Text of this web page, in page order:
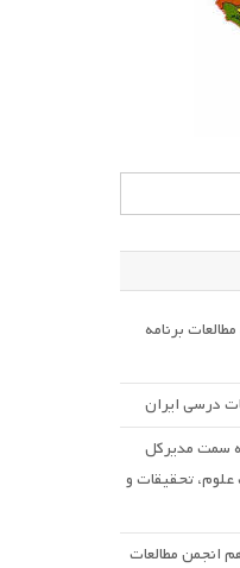
برنامه
درسی ایران
سمت مدیرکل
تحقیقات و
انجمن مطالعات